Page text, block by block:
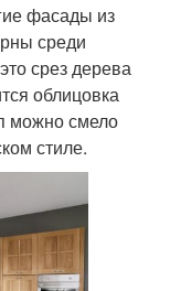
фасады из
среди
срез дерева
облицовка
можно смело
стиле.